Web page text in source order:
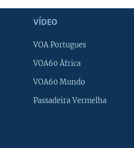
VÍDEO
VOA Portugues
VOA60 África
VOA60 Mundo
Passadeira Vermelha